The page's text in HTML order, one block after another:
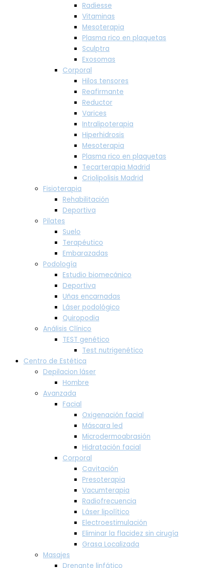
Radiesse
Vitaminas
Mesoterapia
Plasma rico en plaquetas
Sculptra
Exosomas
Corporal
Hilos tensores
Reafirmante
Reductor
Varices
Intralipoterapia
Hiperhidrosis
Mesoterapia
Plasma rico en plaquetas
Tecarterapia Madrid
Criolipolisis Madrid
Fisioterapia
Rehabilitación
Deportiva
Pilates
Suelo
Terapéutico
Embarazadas
Podología
Estudio biomecánico
Deportiva
Uñas encarnadas
Láser podológico
Quiropodia
Análisis Clínico
TEST genético
Test nutrigenético
Centro de Estética
Depilacion láser
Hombre
Avanzada
Facial
Oxigenación facial
Máscara led
Microdermoabrasión
Hidratación facial
Corporal
Cavitación
Presoterapia
Vacumterapia
Radiofrecuencia
Láser lipolítico
Electroestimulación
Eliminar la flacidez sin cirugía
Grasa Localizada
Masajes
Drenante linfático